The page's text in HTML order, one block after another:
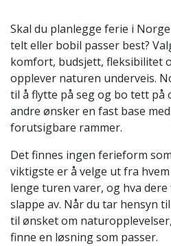
Skal du planlegge ferie i
telt eller bobil passer best?
komfort, budsjett, fleksibilitet
opplever naturen underveis.
til å flytte på seg og bo tett på
andre ønsker en fast base
forutsigbare rammer.
Det finnes ingen ferieform
viktigste er å velge ut fra
lenge turen varer, og hva
slappe av. Når du tar hensyn
til ønsket om
finne en løsning som passer.